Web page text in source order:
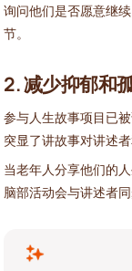
询问他们是否愿意继
节。
2. 减少抑郁和
参与人生故事项目已
突显了讲故事对讲述
当老年人分享他们的
脑部活动会与讲述者